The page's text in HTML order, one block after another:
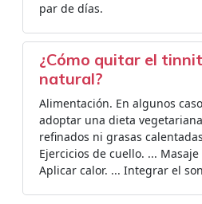
par de días.
¿Cómo quitar el
natural?
Alimentación. En algunos
adoptar una dieta
refinados ni grasas
Ejercicios de cuello. ...
Aplicar calor. ... Integrar el